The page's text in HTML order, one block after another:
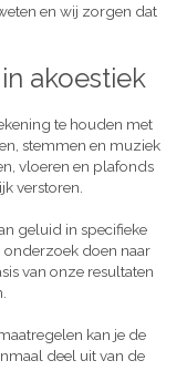
en wij zorgen dat
akoestiek
te houden met
stemmen en muziek
vloeren en plafonds
verstoren.
geluid in specifieke
doen naar
van onze resultaten
kan je de
deel uit van de